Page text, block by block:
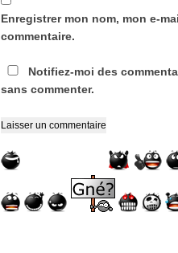
Enregistrer mon nom, mon e-
commentaire.
Notifiez-moi des
sans commenter.